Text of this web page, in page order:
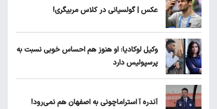
عکس | گولسیانی در کلاس مربیگری!
وکیل لوکادیا: او هنوز هم احساس خوبی نسبت به
پرسپولیس دارد
آندره آ استراماچونی به اصفهان هم نمی‌رود!